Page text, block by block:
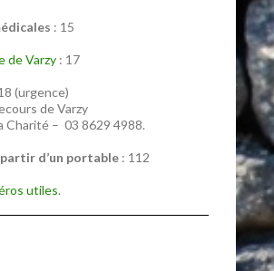
: 15
de Varzy : 17
(urgence)
de Varzy
Charité – 03 8629 4988.
d’un portable : 112
utiles.